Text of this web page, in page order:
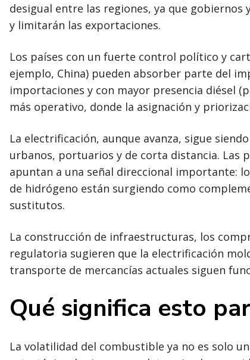
desigual entre las regiones, ya que
y limitarán las exportaciones.
Los países con un fuerte control político y
ejemplo, China) pueden absorber parte del
importaciones y con mayor presencia diésel
más operativo, donde la asignación y
La electrificación, aunque avanza, sigue
urbanos, portuarios y de corta distancia. Las
apuntan a una señal direccional importante:
de hidrógeno están surgiendo como
sustitutos.
La construcción de infraestructuras, los
regulatoria sugieren que la electrificación
transporte de mercancías actuales siguen
Qué significa esto
La volatilidad del combustible ya no es solo